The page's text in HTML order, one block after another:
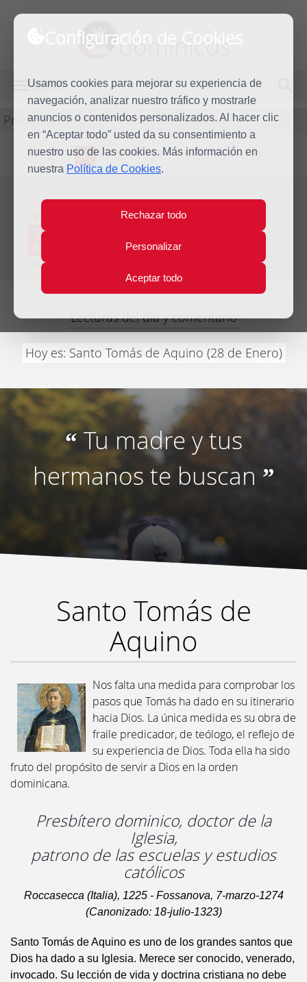
Configuración de Cookies
Usamos cookies para mejorar su experiencia de
navegación, analizar nuestro tráfico y mostrarle
anuncios o contenidos personalizados. Al hacer clic
en “Aceptar todo” usted da su consentimiento a
nuestro uso de las cookies. Más información en
nuestra Política de Cookies.
Rechazar todo
Personalizar
Aceptar todo
dominicos
MENÚ
Predicación
L M X J V S D
28
2014
Evangelio del día
Tercera Semana del Tiempo Ordinario - Año Par
Lecturas del día y comentario
Hoy es: Santo Tomás de Aquino (28 de Enero)
“ Tu madre y tus
hermanos te buscan ”
Santo Tomás de
Aquino
Nos falta una medida para comprobar los
pasos que Tomás ha dado en su itinerario
hacia Dios. La única medida es su obra de
fraile predicador, de teólogo, el reflejo de
su experiencia de Dios. Toda ella ha sido
fruto del propósito de servir a Dios en la orden
dominicana.
Presbítero dominico, doctor de la
Iglesia,
patrono de las escuelas y estudios
católicos
Roccasecca (Italia), 1225 - Fossanova, 7-marzo-1274
(Canonizado: 18-julio-1323)
Santo Tomás de Aquino es uno de los grandes santos que
Dios ha dado a su Iglesia. Merece ser conocido, venerado,
invocado. Su lección de vida y doctrina cristiana no debe